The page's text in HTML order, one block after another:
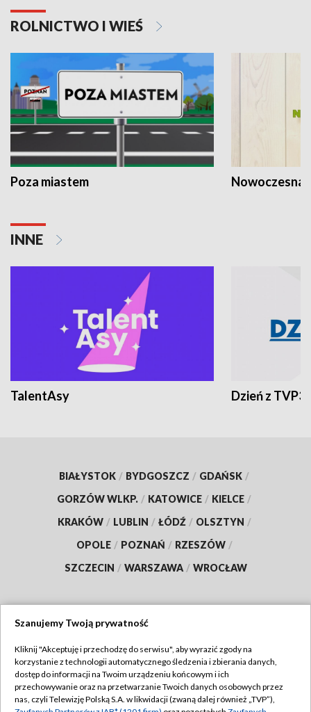
ROLNICTWO I WIEŚ
Poza miastem Nowoczesna
INNE
TalentAsy Dzień z TVP3
BIAŁYSTOK / BYDGOSZCZ / GDAŃSK /
GORZÓW WLKP. / KATOWICE / KIELCE /
KRAKÓW / LUBLIN / ŁÓDŹ / OLSZTYN /
OPOLE / POZNAŃ / RZESZÓW /
SZCZECIN / WARSZAWA / WROCŁAW
TVP
Abonament TVP
Regulamin TVP
Szanujemy Twoją prywatność
Kliknij "Akceptuję i przechodzę do serwisu", aby wyrazić zgody na
korzystanie z technologii automatycznego śledzenia i zbierania danych,
dostęp do informacji na Twoim urządzeniu końcowym i ich
przechowywanie oraz na przetwarzanie Twoich danych osobowych przez
nas, czyli Telewizję Polską S.A. w likwidacji (zwaną dalej również „TVP”),